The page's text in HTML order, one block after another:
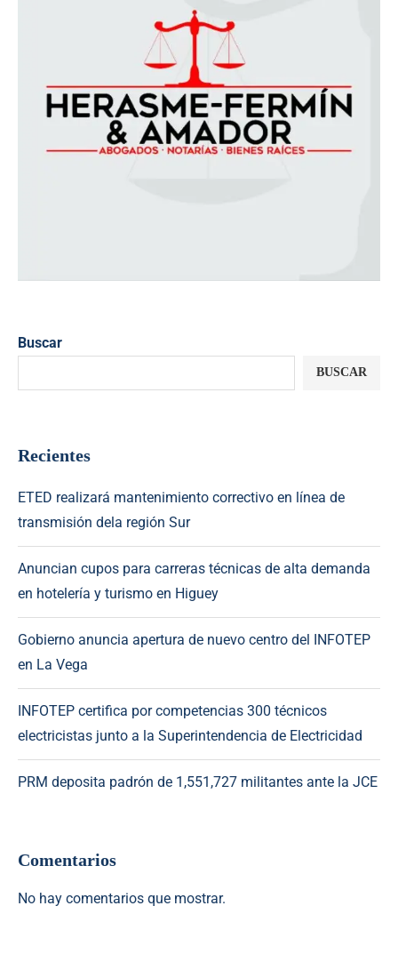
Buscar
BUSCAR
Recientes
ETED realizará mantenimiento correctivo en línea de
transmisión dela región Sur
Anuncian cupos para carreras técnicas de alta demanda
en hotelería y turismo en Higuey
Gobierno anuncia apertura de nuevo centro del INFOTEP
en La Vega
INFOTEP certifica por competencias 300 técnicos
electricistas junto a la Superintendencia de Electricidad
PRM deposita padrón de 1,551,727 militantes ante la JCE
Comentarios
No hay comentarios que mostrar.